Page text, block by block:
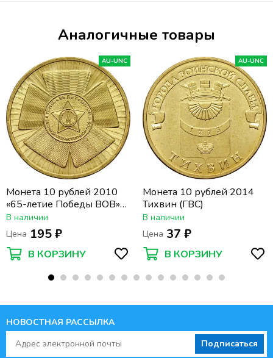
Аналогичные товары
AU-UNC
Монета 10 рублей 2010
«65-летие Победы ВОВ»
(Бантик)
В наличии
Цена 195 ₽
В КОРЗИНУ
AU-UNC
Монета 10 рублей 2014
Тихвин (ГВС)
В наличии
Цена 37 ₽
В КОРЗИНУ
НОВОСТНАЯ РАССЫЛКА
Подписаться